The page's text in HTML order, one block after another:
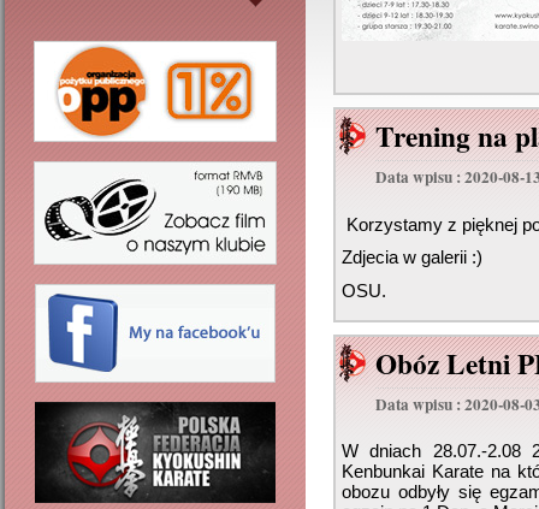
Trening na
Data wpisu : 2020-08-
Korzystamy z pięknej
Zdjecia w galerii :)
OSU.
Obóz Letni
Data wpisu : 2020-08-
W dniach 28.07.-2.08
Kenbunkai Karate na
obozu odbyły się